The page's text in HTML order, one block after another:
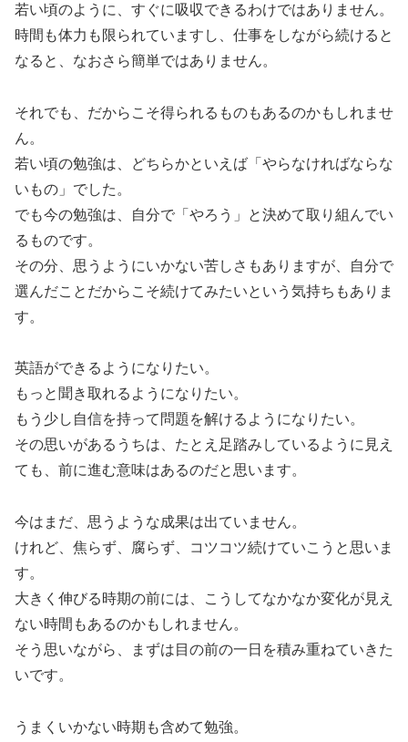
若い頃のように、すぐに吸収できるわけではありません。
時間も体力も限られていますし、仕事をしながら続けると
なると、なおさら簡単ではありません。
それでも、だからこそ得られるものもあるのかもしれませ
ん。
若い頃の勉強は、どちらかといえば「やらなければならな
いもの」でした。
でも今の勉強は、自分で「やろう」と決めて取り組んでい
るものです。
その分、思うようにいかない苦しさもありますが、自分で
選んだことだからこそ続けてみたいという気持ちもありま
す。
英語ができるようになりたい。
もっと聞き取れるようになりたい。
もう少し自信を持って問題を解けるようになりたい。
その思いがあるうちは、たとえ足踏みしているように見え
ても、前に進む意味はあるのだと思います。
今はまだ、思うような成果は出ていません。
けれど、焦らず、腐らず、コツコツ続けていこうと思いま
す。
大きく伸びる時期の前には、こうしてなかなか変化が見え
ない時間もあるのかもしれません。
そう思いながら、まずは目の前の一日を積み重ねていきた
いです。
うまくいかない時期も含めて勉強。